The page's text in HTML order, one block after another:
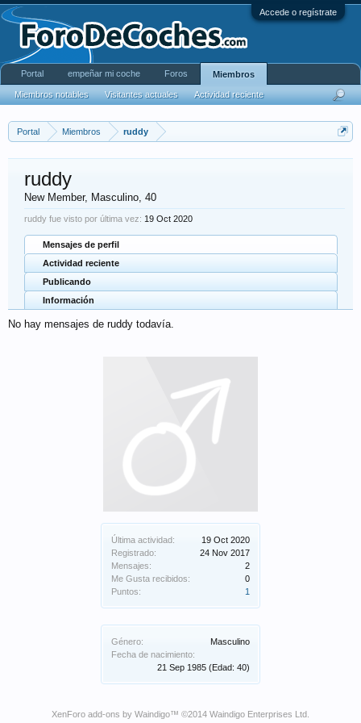
Accede o regístrate
Portal Miembros ruddy
Última actividad:
19 Oct 2020
Registrado:
24 Nov 2017
Mensajes:
2
Me Gusta recibidos:
0
Puntos:
1
Género:
Masculino
Fecha de nacimiento:
21 Sep 1985 (Edad: 40)
ruddy
New Member, Masculino, 40
ruddy fue visto por última vez: 19 Oct 2020
Mensajes de perfil
Actividad reciente
Publicando
Información
No hay mensajes de ruddy todavía.
XenForo add-ons by Waindigo™ ©2014 Waindigo Enterprises Ltd
Portal empeñar mi coche Foros Miembros
Miembros notables Visitantes actuales Actividad reciente